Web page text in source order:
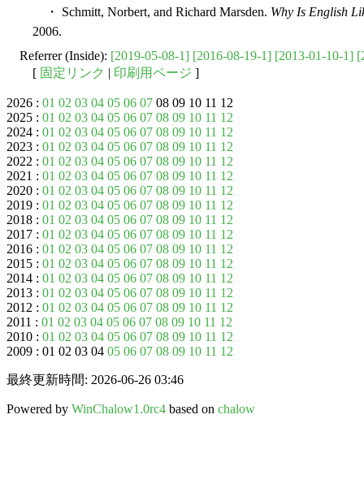
・ Schmitt, Norbert, and Richard Marsden. Why Is English
2006.
Referrer (Inside): [2019-05-08-1] [2016-08-19-1] [2013-01-10-1]
[ 固定リンク | 印刷用ページ ]
2026 : 01 02 03 04 05 06 07 08 09 10 11 12
2025 : 01 02 03 04 05 06 07 08 09 10 11 12
2024 : 01 02 03 04 05 06 07 08 09 10 11 12
2023 : 01 02 03 04 05 06 07 08 09 10 11 12
2022 : 01 02 03 04 05 06 07 08 09 10 11 12
2021 : 01 02 03 04 05 06 07 08 09 10 11 12
2020 : 01 02 03 04 05 06 07 08 09 10 11 12
2019 : 01 02 03 04 05 06 07 08 09 10 11 12
2018 : 01 02 03 04 05 06 07 08 09 10 11 12
2017 : 01 02 03 04 05 06 07 08 09 10 11 12
2016 : 01 02 03 04 05 06 07 08 09 10 11 12
2015 : 01 02 03 04 05 06 07 08 09 10 11 12
2014 : 01 02 03 04 05 06 07 08 09 10 11 12
2013 : 01 02 03 04 05 06 07 08 09 10 11 12
2012 : 01 02 03 04 05 06 07 08 09 10 11 12
2011 : 01 02 03 04 05 06 07 08 09 10 11 12
2010 : 01 02 03 04 05 06 07 08 09 10 11 12
2009 : 01 02 03 04 05 06 07 08 09 10 11 12
最終更新時間: 2026-06-26 03:46
Powered by WinChalow1.0rc4 based on chalow